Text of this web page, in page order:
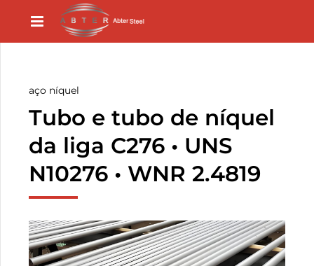
aço níquel
Tubo e tubo de níquel
da liga C276 • UNS
N10276 • WNR 2.4819